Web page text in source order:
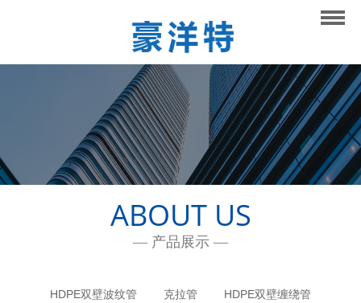
网站首页
关于我们
产品展示
新闻中心
研发与创新
联系我们
ABOUT US
— 产品展示 —
HDPE双壁波纹管 克拉管 HDPE双壁缠绕管